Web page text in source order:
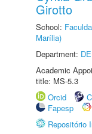
Girotto
School:
Marília)
Department:
Academic
title: MS-5.3
Orcid
Fapesp
Repositório